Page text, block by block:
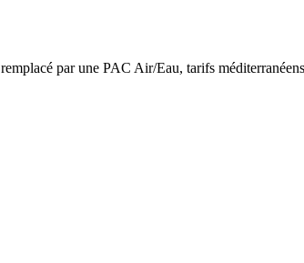
remplacé par une PAC Air/Eau, tarifs méditerranéens